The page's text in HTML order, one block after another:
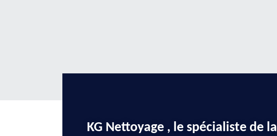
KG Nettoyage , le spécialiste de la